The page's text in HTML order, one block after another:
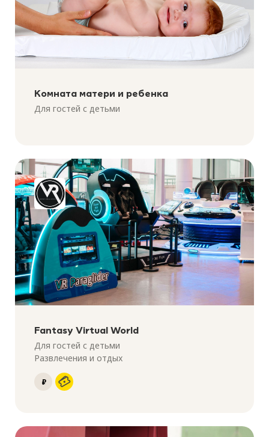
Комната матери и ребенка
Для гостей с детьми
Fantasy Virtual World
Для гостей с детьми
Развлечения и отдых
₽